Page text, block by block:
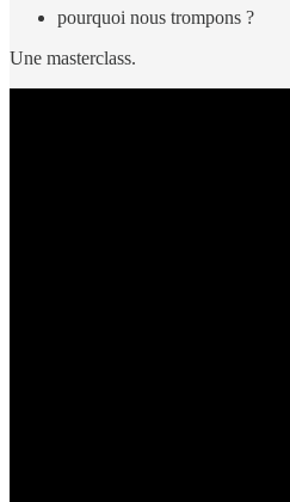
pourquoi nous trompons ?
Une masterclass.